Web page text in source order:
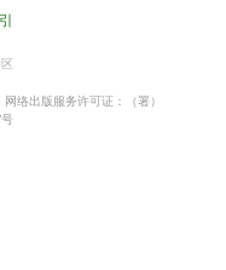
网络出版服务许可证：（署）